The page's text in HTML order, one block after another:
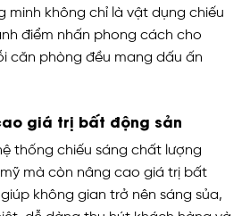
minh không chỉ là vật dụng chiếu
điểm nhấn phong cách cho
căn phòng đều mang dấu ấn
giá trị bất động sản
thống chiếu sáng chất lượng
mà còn nâng cao giá trị bất
không gian trở nên sáng sủa,